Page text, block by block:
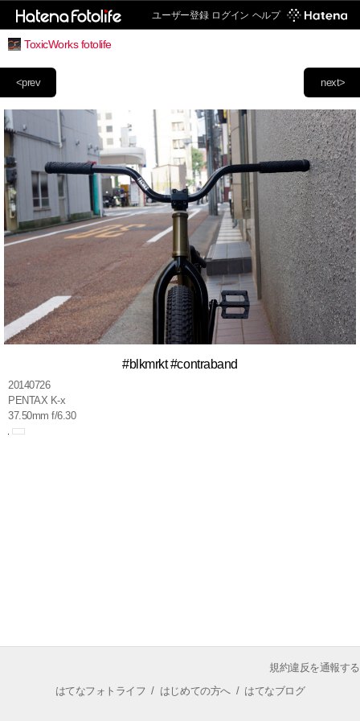
ユーザー登録 ログイン ヘルプ
ToxicWorks fotolife
next>
<prev
#blkmrkt #contraband
20140726
PENTAX K-x
37.50mm f/6.30
規約違反を通報する
はてなフォトライフ / はじめての方へ/ はてなブログ